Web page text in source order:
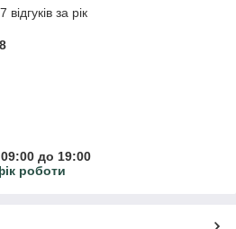
за рік
до 19:00
роботи